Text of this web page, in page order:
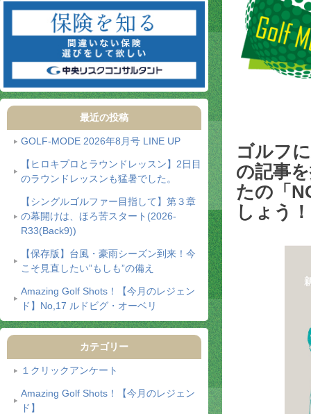
最近の投稿
GOLF-MODE 2026年8月号 LINE UP
【ヒロキプロとラウンドレッスン】2日目
のラウンドレッスンも猛暑でした。
【シングルゴルファー目指して】第３章
の幕開けは、ほろ苦スタート(2026-
R33(Back9))
【保存版】台風・豪雨シーズン到来！今
こそ見直したい”もしも”の備え
Amazing Golf Shots！【今月のレジェン
ド】No,17 ルドビグ・オーベリ
カテゴリー
１クリックアンケート
Amazing Golf Shots！【今月のレジェン
ド】
ゴルフ
の記事
たの「
しょう！